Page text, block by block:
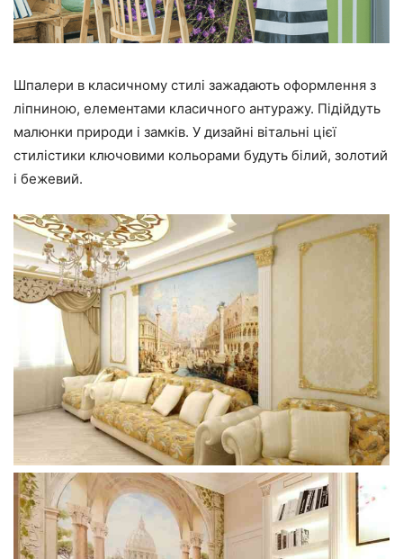
Шпалери в класичному стилі зажадають оформлення з
ліпниною, елементами класичного антуражу. Підійдуть
малюнки природи і замків. У дизайні вітальні цієї
стилістики ключовими кольорами будуть білий, золотий
і бежевий.